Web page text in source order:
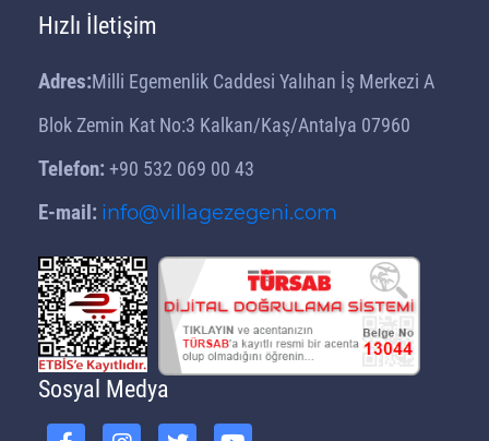
Hızlı İletişim
Adres:Milli Egemenlik Caddesi Yalıhan İş Merkezi A
Blok Zemin Kat No:3 Kalkan/Kaş/Antalya 07960
Telefon: +90 532 069 00 43
E-mail: info@villagezegeni.com
Sosyal Medya